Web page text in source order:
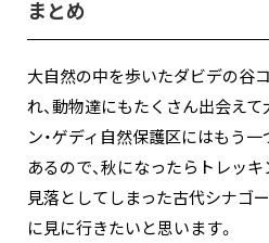
まとめ
大自然の中を歩いたダビデの谷
れ、動物達にもたくさん出会え
ン・ゲディ自然保護区にはもう
あるので、秋になったらトレッ
見落としてしまった古代シナゴ
に見に行きたいと思います。